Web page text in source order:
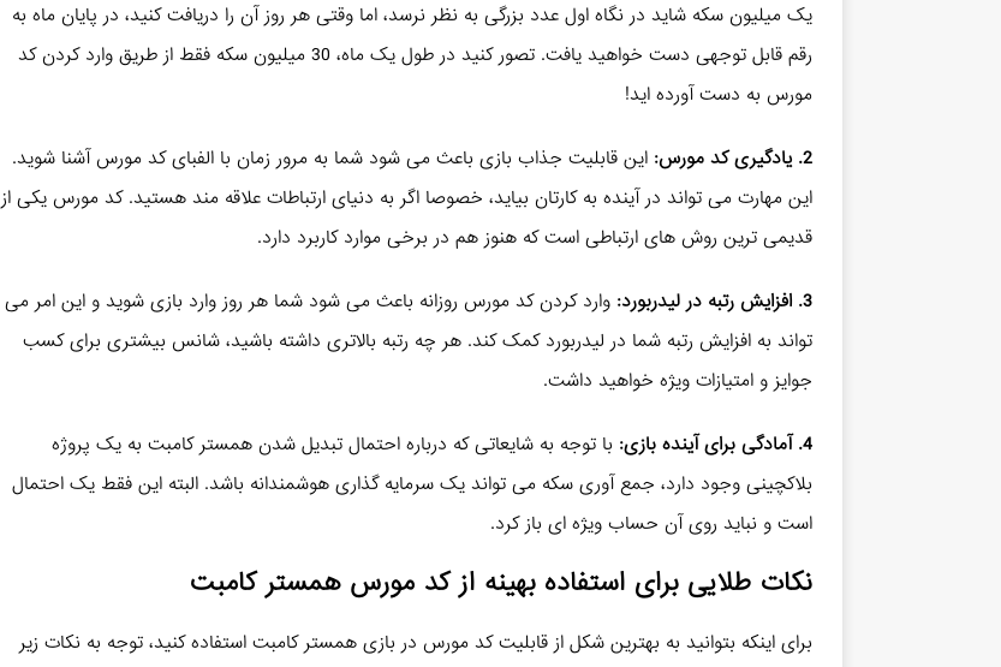
یک میلیون سکه شاید در نگاه اول عدد بزرگی به نظر نرسد، اما وقتی هر روز آن را دریافت کنید، در پایان ماه به
رقم قابل توجهی دست خواهید یافت. تصور کنید در طول یک ماه، 30 میلیون سکه فقط از طریق وارد کردن کد
مورس به دست آورده اید!
2. یادگیری کد مورس:
این قابلیت جذاب بازی باعث می شود شما به مرور زمان با الفبای کد مورس آشنا شوید.
این مهارت می تواند در آینده به کارتان بیاید، خصوصا اگر به دنیای ارتباطات علاقه مند هستید. کد مورس یکی از
قدیمی ترین روش های ارتباطی است که هنوز هم در برخی موارد کاربرد دارد.
3. افزایش رتبه در لیدربورد:
وارد کردن کد مورس روزانه باعث می شود شما هر روز وارد بازی شوید و این امر می
تواند به افزایش رتبه شما در لیدربورد کمک کند. هر چه رتبه بالاتری داشته باشید، شانس بیشتری برای کسب
جوایز و امتیازات ویژه خواهید داشت.
4. آمادگی برای آینده بازی:
با توجه به شایعاتی که درباره احتمال تبدیل شدن همستر کامبت به یک پروژه
بلاکچینی وجود دارد، جمع آوری سکه می تواند یک سرمایه گذاری هوشمندانه باشد. البته این فقط یک احتمال
است و نباید روی آن حساب ویژه ای باز کرد.
نکات طلایی برای استفاده بهینه از کد مورس همستر کامبت
برای اینکه بتوانید به بهترین شکل از قابلیت کد مورس در بازی همستر کامبت استفاده کنید، توجه به نکات زیر